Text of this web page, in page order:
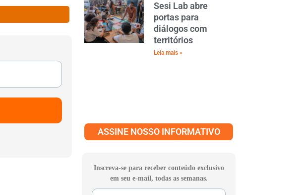
Sesi Lab abre
portas para
diálogos com
territórios
Leia mais »
ASSINE NOSSO INFORMATIVO
Inscreva-se para receber conteúdo exclusivo
em seu e-mail, todas as semanas.